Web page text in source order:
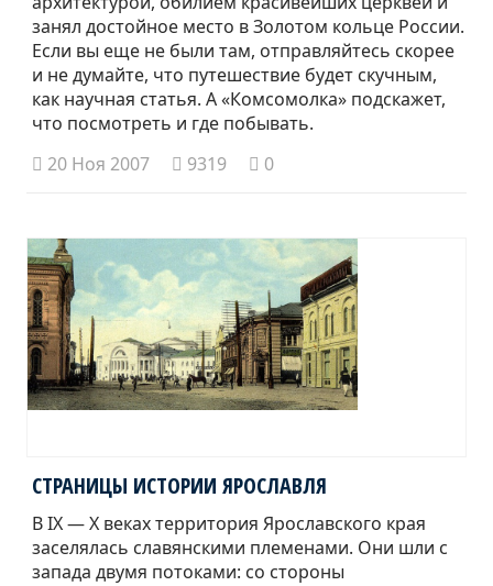
занял достойное место в Золотом кольце России.
Если вы еще не были там, отправляйтесь скорее
и не думайте, что путешествие будет скучным,
как научная статья. А «Комсомолка» подскажет,
что посмотреть и где побывать.
20 Ноя 2007
9319 0
СТРАНИЦЫ ИСТОРИИ ЯРОСЛАВЛЯ
В IX — Х веках территория Ярославского края
заселялась славянскими племенами. Они шли с
запада двумя потоками: со стороны